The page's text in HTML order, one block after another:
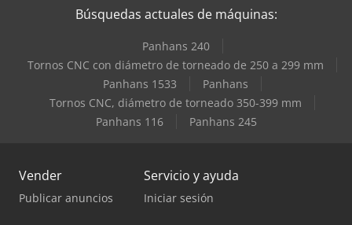
Búsquedas actuales de máquinas:
Panhans 240
Tornos CNC con diámetro de torneado de 250 a 299 mm
Panhans 1533
Panhans
Tornos CNC, diámetro de torneado 350-399 mm
Panhans 116
Panhans 245
Vender
Publicar anuncios
Servicio y ayuda
Iniciar sesión